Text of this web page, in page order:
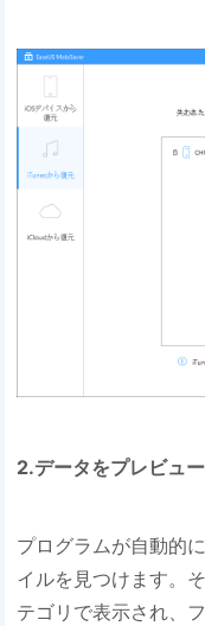
2.データをプレビュ
プログラムが自動的
イルを見つけます。
テゴリで表示され、